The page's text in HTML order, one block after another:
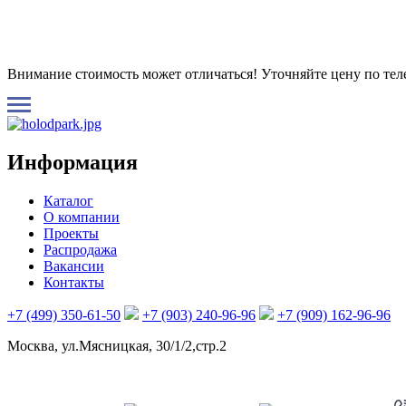
Внимание стоимость может отличаться! Уточняйте цену по
Информация
Каталог
О компании
Проекты
Распродажа
Вакансии
Контакты
+7 (499) 350-61-50 +7 (903) 240-96-96
+7 (909) 162-96-96
Москва, ул.Мясницкая, 30/1/2,стр.2